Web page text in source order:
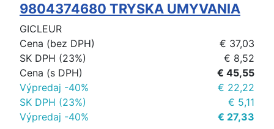
9804374680 TRYSKA UMYVANIA
GICLEUR
Cena (bez DPH)
€ 37,03
SK DPH (23%)
€ 8,52
Cena (s DPH)
€ 45,55
Výpredaj -40%
€ 22,22
SK DPH (23%)
€ 5,11
Výpredaj -40%
€ 27,33